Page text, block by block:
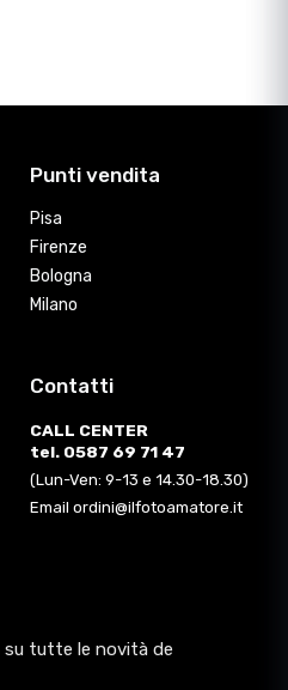
Punti vendita
Pisa
Firenze
Bologna
Milano
Contatti
CALL CENTER
tel. 0587 69 71 47
(Lun-Ven: 9-13 e 14.30-18.30)
Email ordini@ilfotoamatore.it
su tutte le novità de